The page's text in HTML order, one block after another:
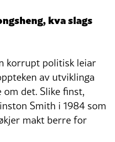
kva slags
korrupt politisk leiar
av utviklinga
om det. Slike finst,
Smith i 1984 som
makt berre for